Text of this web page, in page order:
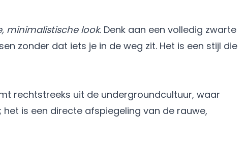
minimalistische look. Denk aan een volledig zwarte
zonder dat iets je in de weg zit. Het is een stijl die
rechtstreeks uit de undergroundcultuur, waar
is een directe afspiegeling van de rauwe,